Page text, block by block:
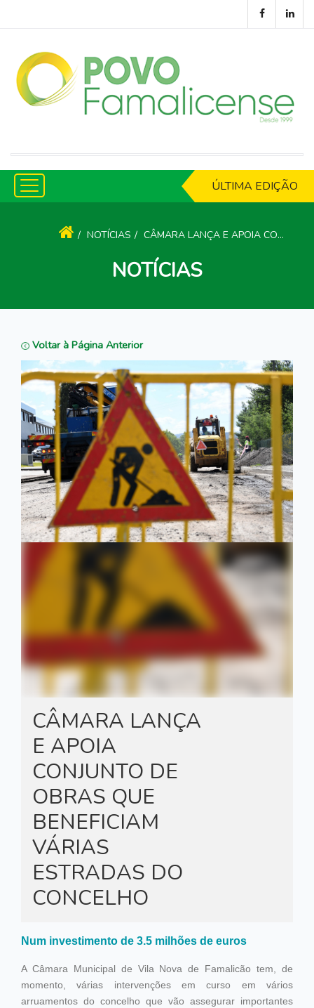
ÚLTIMA EDIÇÃO
NOTÍCIAS CÂMARA LANÇA E APOIA CONJUNTO DE OBRAS QUE BENEFICIAM VÁRIAS ESTRADAS DO CONCELHO
NOTÍCIAS
Voltar à Página Anterior
CÂMARA LANÇA
E APOIA
CONJUNTO DE
OBRAS QUE
BENEFICIAM
VÁRIAS
ESTRADAS DO
CONCELHO
Num investimento de 3.5 milhões de euros
A Câmara Municipal de Vila Nova de Famalicão tem, de
momento, várias intervenções em curso em vários
arruamentos do concelho que vão assegurar importantes